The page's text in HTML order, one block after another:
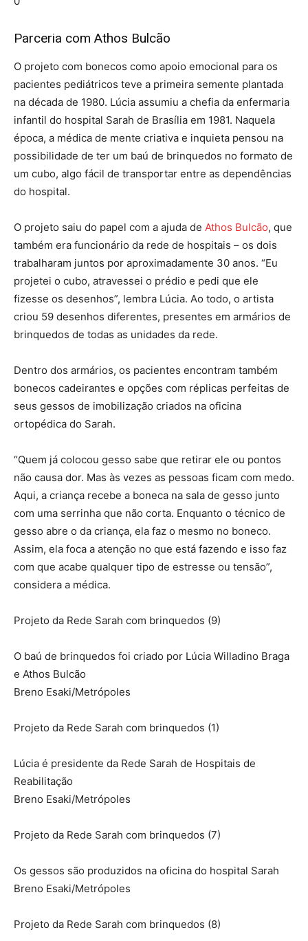
Parceria com Athos Bulcão
O projeto com bonecos como apoio emocional para os
pacientes pediátricos teve a primeira semente plantada
na década de 1980. Lúcia assumiu a chefia da enfermaria
infantil do hospital Sarah de Brasília em 1981. Naquela
época, a médica de mente criativa e inquieta pensou na
possibilidade de ter um baú de brinquedos no formato de
um cubo, algo fácil de transportar entre as dependências
do hospital.
O projeto saiu do papel com a ajuda de Athos Bulcão, que
também era funcionário da rede de hospitais – os dois
trabalharam juntos por aproximadamente 30 anos. “Eu
projetei o cubo, atravessei o prédio e pedi que ele
fizesse os desenhos”, lembra Lúcia. Ao todo, o artista
criou 59 desenhos diferentes, presentes em armários de
brinquedos de todas as unidades da rede.
Dentro dos armários, os pacientes encontram também
bonecos cadeirantes e opções com réplicas perfeitas de
seus gessos de imobilização criados na oficina
ortopédica do Sarah.
“Quem já colocou gesso sabe que retirar ele ou pontos
não causa dor. Mas às vezes as pessoas ficam com medo.
Aqui, a criança recebe a boneca na sala de gesso junto
com uma serrinha que não corta. Enquanto o técnico de
gesso abre o da criança, ela faz o mesmo no boneco.
Assim, ela foca a atenção no que está fazendo e isso faz
com que acabe qualquer tipo de estresse ou tensão”,
considera a médica.
Projeto da Rede Sarah com brinquedos (9)
O baú de brinquedos foi criado por Lúcia Willadino Braga
e Athos Bulcão
Breno Esaki/Metrópoles
Projeto da Rede Sarah com brinquedos (1)
Lúcia é presidente da Rede Sarah de Hospitais de
Reabilitação
Breno Esaki/Metrópoles
Projeto da Rede Sarah com brinquedos (7)
Os gessos são produzidos na oficina do hospital Sarah
Breno Esaki/Metrópoles
Projeto da Rede Sarah com brinquedos (8)